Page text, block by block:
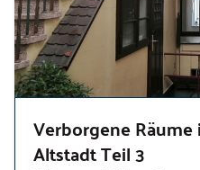
Verborgene
Altstadt Teil 3